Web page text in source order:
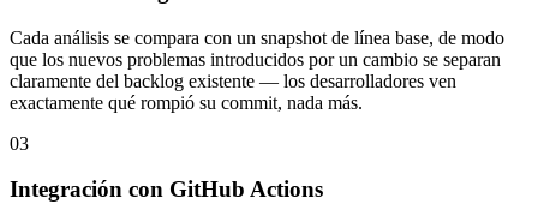
Cada análisis se compara con un snapshot de línea base, de modo
que los nuevos problemas introducidos por un cambio se separan
claramente del backlog existente — los desarrolladores ven
exactamente qué rompió su commit, nada más.
03
Integración con GitHub Actions